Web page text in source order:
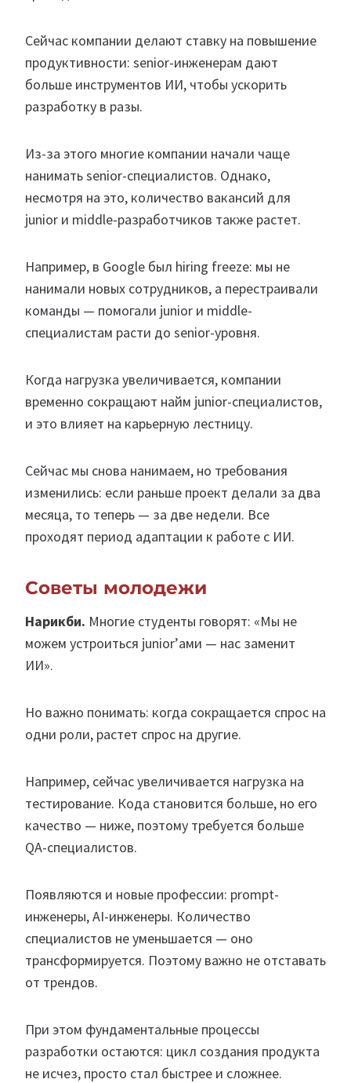
Сейчас компании делают ставку на повышение
продуктивности: senior-инженерам дают
больше инструментов ИИ, чтобы ускорить
разработку в разы.
Из-за этого многие компании начали чаще
нанимать senior-специалистов. Однако,
несмотря на это, количество вакансий для
junior и middle-разработчиков также растет.
Например, в Google был hiring freeze: мы не
нанимали новых сотрудников, а перестраивали
команды — помогали junior и middle-
специалистам расти до senior-уровня.
Когда нагрузка увеличивается, компании
временно сокращают найм junior-специалистов,
и это влияет на карьерную лестницу.
Сейчас мы снова нанимаем, но требования
изменились: если раньше проект делали за два
месяца, то теперь — за две недели. Все
проходят период адаптации к работе с ИИ.
Советы молодежи
Нарикби. Многие студенты говорят: «Мы не
можем устроиться junior’ами — нас заменит
ИИ».
Но важно понимать: когда сокращается спрос на
одни роли, растет спрос на другие.
Например, сейчас увеличивается нагрузка на
тестирование. Кода становится больше, но его
качество — ниже, поэтому требуется больше
QA-специалистов.
Появляются и новые профессии: prompt-
инженеры, AI-инженеры. Количество
специалистов не уменьшается — оно
трансформируется. Поэтому важно не отставать
от трендов.
При этом фундаментальные процессы
разработки остаются: цикл создания продукта
не исчез, просто стал быстрее и сложнее.